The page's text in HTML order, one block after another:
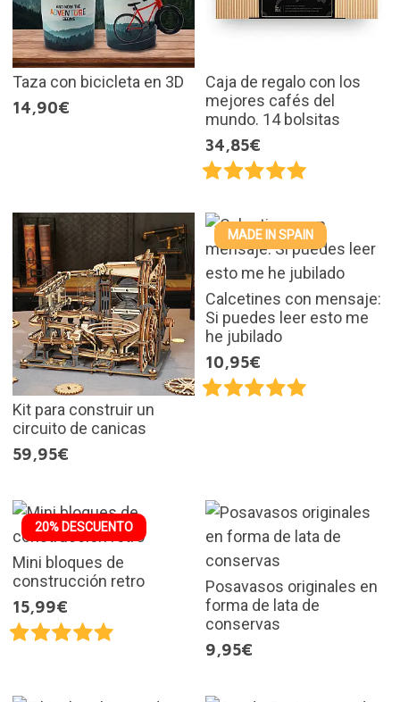
Taza con bicicleta en 3D
14,90€
Caja de regalo con los
mejores cafés del
mundo. 14 bolsitas
34,85€
Kit para construir un
circuito de canicas
59,95€
MADE IN SPAIN
Calcetines con mensaje:
Si puedes leer esto me
he jubilado
10,95€
20% DESCUENTO
Mini bloques de
construcción retro
15,99€
Posavasos originales en
forma de lata de
conservas
9,95€